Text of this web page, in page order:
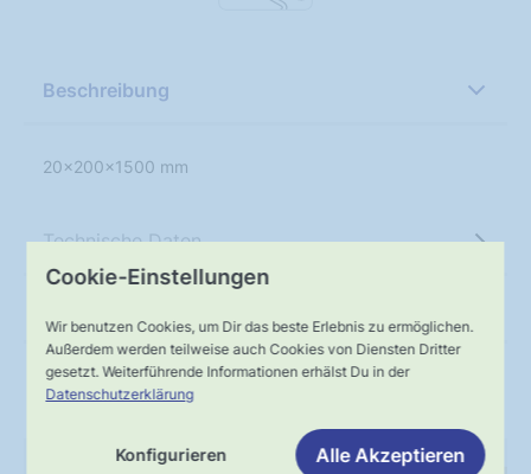
Cookie-Einstellungen
Wir benutzen Cookies, um Dir das beste Erlebnis zu ermöglichen.
Außerdem werden teilweise auch Cookies von Diensten Dritter
gesetzt. Weiterführende Informationen erhälst Du in der
Datenschutzerklärung
Konfigurieren Alle Akzeptieren
Beschreibung
20x200x1500 mm
Technische Daten
Unser Service